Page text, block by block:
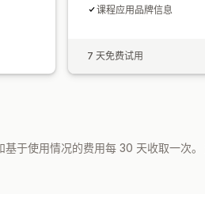
课程应用品牌信息
7 天免费试用
于使用情况的费用每 30 天收取一次。